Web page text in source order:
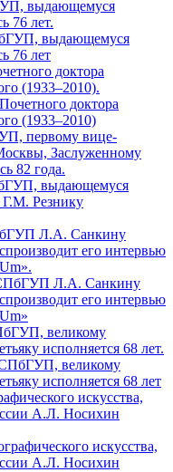
выдающемуся
76 лет
доктора
(1933–2010)
выдающемуся
Г.М. Резнику
Л.А. Санкину
его интервью
великому
исполняется 68 лет
искусства,
А.Л. Носихин